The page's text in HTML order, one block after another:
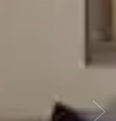
Next